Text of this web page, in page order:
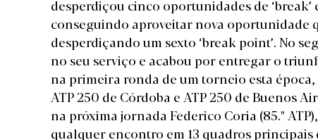
desperdiçou cinco oportunidades de
conseguindo aproveitar nova oportunidade
desperdiçando um sexto ‘break point’. No
no seu serviço e acabou por entregar o
na primeira ronda de um torneio esta
ATP 250 de Córdoba e ATP 250 de Buenos
na próxima jornada Federico Coria (85.º
qualquer encontro em 13 quadros